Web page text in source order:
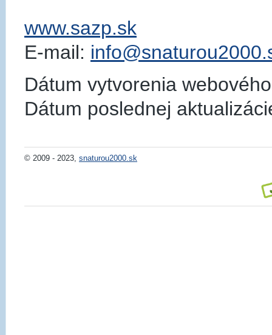
www.sazp.sk
E-mail:
Dátum vytvorenia
Dátum poslednej
© 2009 - 2023, snaturou2000.sk